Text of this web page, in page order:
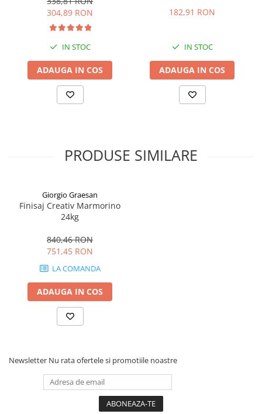
304,89 RON
IN STOC
ADAUGA IN COS
182,91 RON
IN STOC
ADAUGA IN COS
PRODUSE SIMILARE
Giorgio Graesan
Finisaj Creativ Marmorino
24kg
840,46 RON
751,45 RON
LA COMANDA
ADAUGA IN COS
Newsletter Nu rata ofertele si promotiile noastre